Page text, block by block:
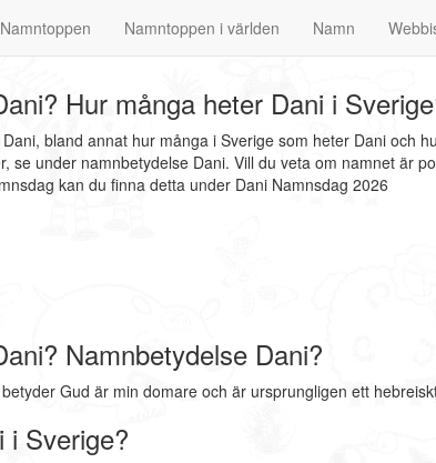
Namntoppen Namntoppen i världen Namn
Hur många heter Dani i
bland annat hur många i Sverige som heter Dani och
se under namnbetydelse Dani. Vill du veta om namnet är
kan du finna detta under Dani Namnsdag 2026
Namnbetydelse Dani?
Gud är min domare och är ursprungligen ett
i Sverige?